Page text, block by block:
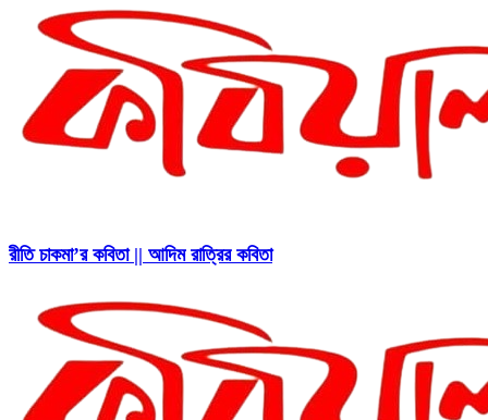
রীতি চাকমা’র কবিতা || আদিম রাত্রির কবিতা